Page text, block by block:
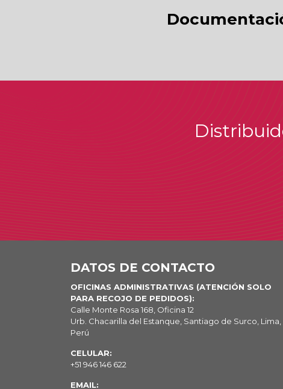
DATOS DE CONTACTO
OFICINAS ADMINISTRATIVAS (ATENCIÓN SOLO
PARA RECOJO DE PEDIDOS):
Calle Monte Rosa 168, Oficina 12
Urb. Chacarilla del Estanque, Santiago de Surco, Lima,
Perú
CELULAR:
+51 946 146 622
EMAIL: